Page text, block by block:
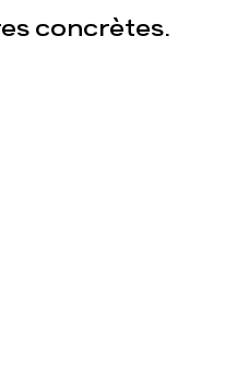
concrètes.